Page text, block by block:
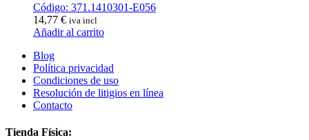
Código: 371.1410301-E056
14,77 € iva incl
Añadir al carrito
Blog
Política privacidad
Condiciones de uso
Resolución de litigios en línea
Contacto
Tienda Física: